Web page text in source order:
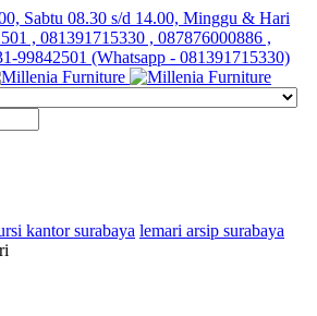
Sabtu 08.30 s/d 14.00, Minggu & Hari
, 081391715330 , 087876000886 ,
99842501 (Whatsapp - 081391715330)
kantor surabaya lemari arsip surabaya